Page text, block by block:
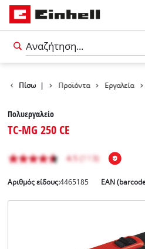
Πίσω | Προϊόντα Εργαλεία
Πολυεργαλείο
TC-MG 250 CE
Αριθμός είδους:4465185 EAN